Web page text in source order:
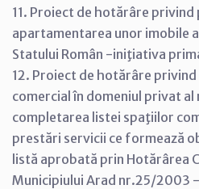
11. Proiect de hotărâre privind
apartamentarea unor imobile
Statului Român -iniţiativa
12. Proiect de hotărâre
comercial în domeniul privat al
completarea listei spaţiilor
prestări servicii ce formează
listă aprobată prin Hotărârea
Municipiului Arad nr.25/2003